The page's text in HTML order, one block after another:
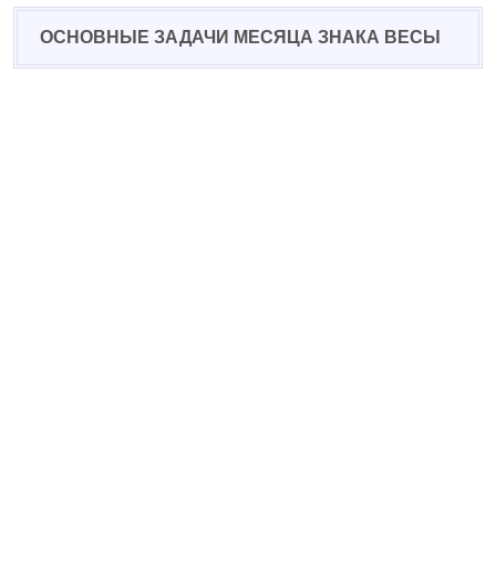
ОСНОВНЫЕ ЗАДАЧИ МЕСЯЦА ЗНАКА ВЕСЫ